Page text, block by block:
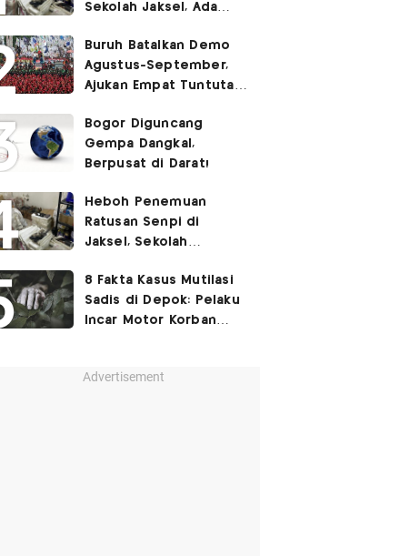
Sekolah Jaksel, Ada
Ruang Bunker
Buruh Batalkan Demo
Agustus-September,
Ajukan Empat Tuntutan
Bogor Diguncang
Gempa Dangkal,
Berpusat di Darat!
Heboh Penemuan
Ratusan Senpi di
Jaksel, Sekolah
Kegiatan Eskul
Menembak
8 Fakta Kasus Mutilasi
Sadis di Depok: Pelaku
Incar Motor Korban
Advertisement